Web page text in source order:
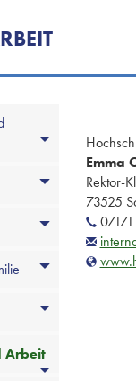
Arbeit
Emma
Rektor-
73525